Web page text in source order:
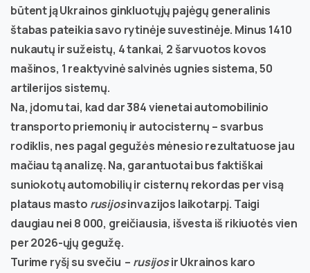
būtent ją Ukrainos ginkluotųjų pajėgų generalinis
štabas pateikia savo rytinėje suvestinėje. Minus 1410
nukautų ir sužeistų, 4 tankai, 2 šarvuotos kovos
mašinos, 1 reaktyvinė salvinės ugnies sistema, 50
artilerijos sistemų.
Na, įdomu tai, kad dar 384 vienetai automobilinio
transporto priemonių ir autocisternų – svarbus
rodiklis, nes pagal gegužės mėnesio rezultatuose jau
mačiau tą analizę. Na, garantuotai bus faktiškai
suniokotų automobilių ir cisternų rekordas per visą
plataus masto rusijosinvazijos laikotarpį. Taigi
daugiau nei 8 000, greičiausia, išvesta iš rikiuotės vien
per 2026-ųjų gegužę.
Turime ryšį su svečiu – rusijosir Ukrainos karo